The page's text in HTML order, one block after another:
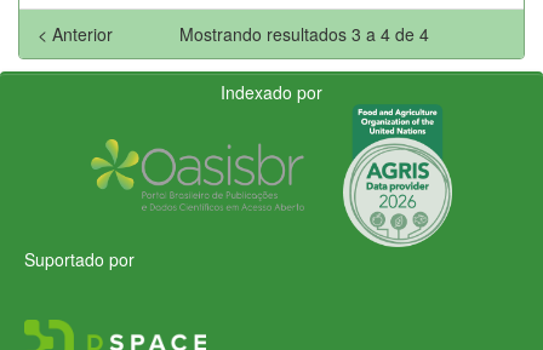
Mostrando resultados 3 a 4 de 4
< Anterior
Indexado por
Suportado por